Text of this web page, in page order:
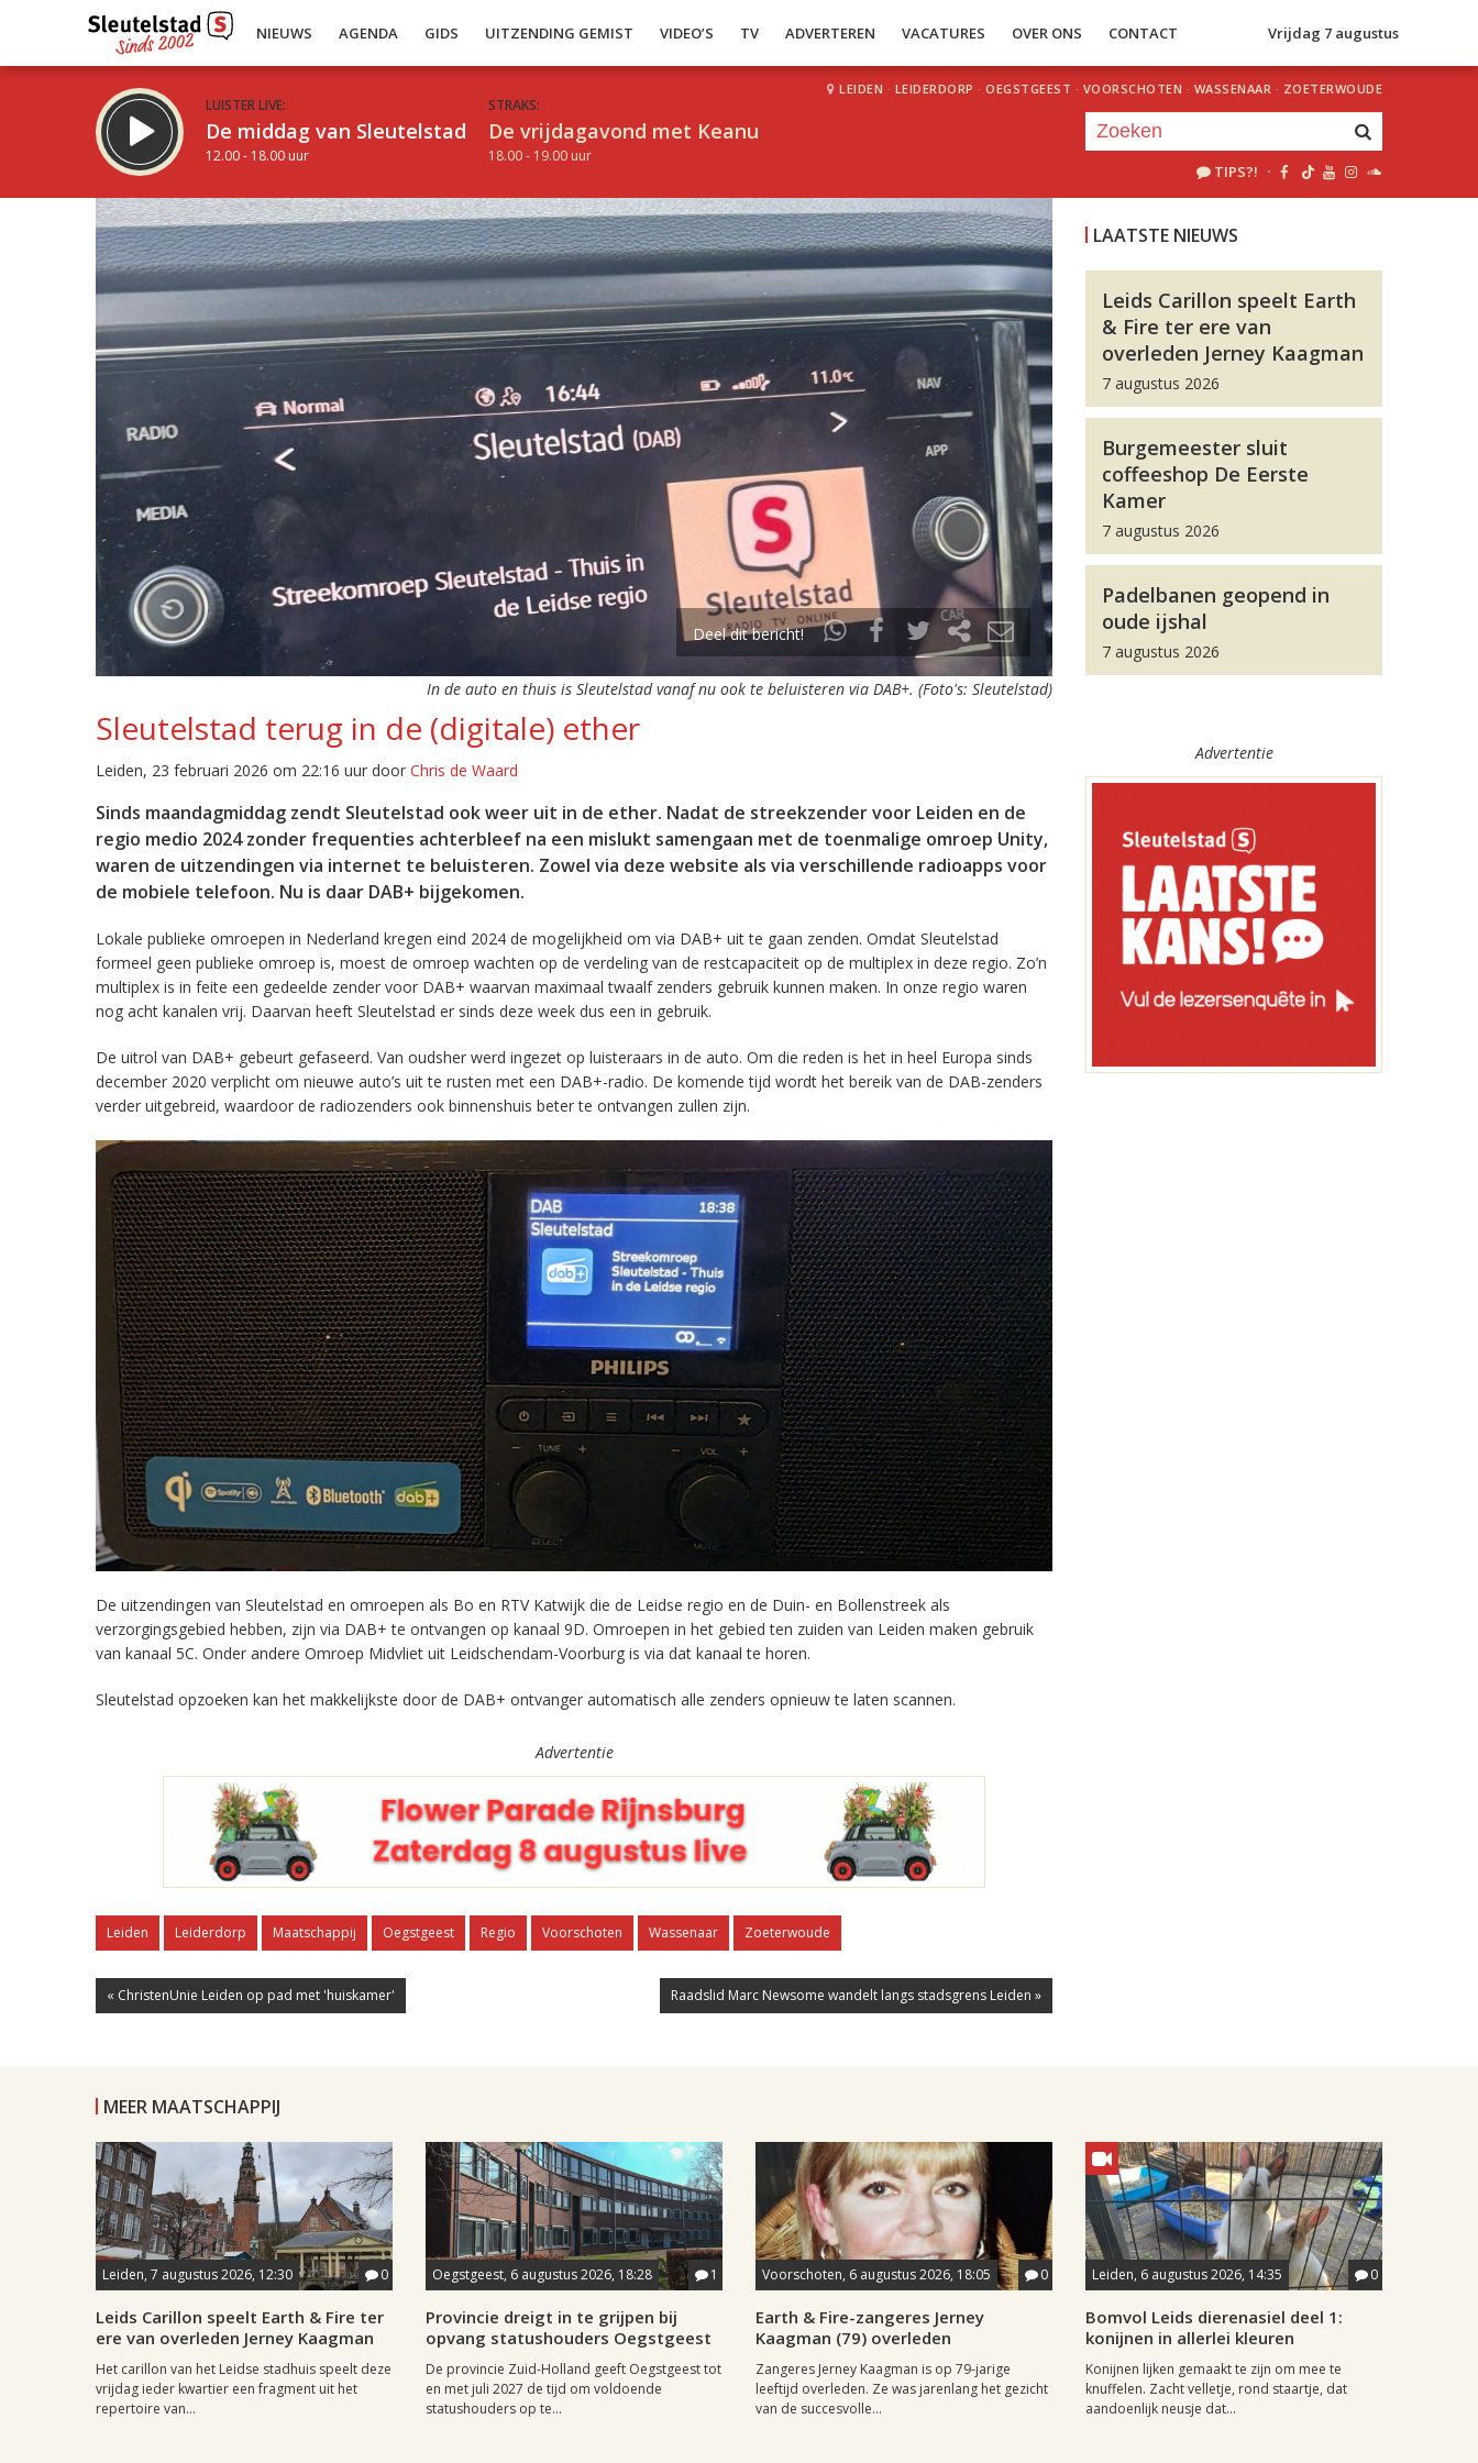
NIEUWS AGENDA GIDS UITZENDING GEMIST VIDEO’S TV ADVERTEREN VACATURES OVER ONS CONTACT Vrijdag 7 augustus
LUISTER LIVE:
De middag van Sleutelstad
12.00 - 18.00 uur
STRAKS:
De vrijdagavond met Keanu
18.00 - 19.00 uur
LEIDEN · LEIDERDORP · OEGSTGEEST · VOORSCHOTEN · WASSENAAR · ZOETERWOUDE
TIPS?! ·
Deel dit bericht!
In de auto en thuis is Sleutelstad vanaf nu ook te beluisteren via DAB+. (Foto's: Sleutelstad)
Sleutelstad terug in de (digitale) ether
Leiden, 23 februari 2026 om 22:16 uur door Chris de Waard
Sinds maandagmiddag zendt Sleutelstad ook weer uit in de ether. Nadat de streekzender voor Leiden en de
regio medio 2024 zonder frequenties achterbleef na een mislukt samengaan met de toenmalige omroep Unity,
waren de uitzendingen via internet te beluisteren. Zowel via deze website als via verschillende radioapps voor
de mobiele telefoon. Nu is daar DAB+ bijgekomen.
Lokale publieke omroepen in Nederland kregen eind 2024 de mogelijkheid om via DAB+ uit te gaan zenden. Omdat Sleutelstad
formeel geen publieke omroep is, moest de omroep wachten op de verdeling van de restcapaciteit op de multiplex in deze regio. Zo’n
multiplex is in feite een gedeelde zender voor DAB+ waarvan maximaal twaalf zenders gebruik kunnen maken. In onze regio waren
nog acht kanalen vrij. Daarvan heeft Sleutelstad er sinds deze week dus een in gebruik.
De uitrol van DAB+ gebeurt gefaseerd. Van oudsher werd ingezet op luisteraars in de auto. Om die reden is het in heel Europa sinds
december 2020 verplicht om nieuwe auto’s uit te rusten met een DAB+-radio. De komende tijd wordt het bereik van de DAB-zenders
verder uitgebreid, waardoor de radiozenders ook binnenshuis beter te ontvangen zullen zijn.
De uitzendingen van Sleutelstad en omroepen als Bo en RTV Katwijk die de Leidse regio en de Duin- en Bollenstreek als
verzorgingsgebied hebben, zijn via DAB+ te ontvangen op kanaal 9D. Omroepen in het gebied ten zuiden van Leiden maken gebruik
van kanaal 5C. Onder andere Omroep Midvliet uit Leidschendam-Voorburg is via dat kanaal te horen.
Sleutelstad opzoeken kan het makkelijkste door de DAB+ ontvanger automatisch alle zenders opnieuw te laten scannen.
Advertentie
Leiden Leiderdorp Maatschappij Oegstgeest Regio Voorschoten Wassenaar Zoeterwoude
« ChristenUnie Leiden op pad met 'huiskamer' Raadslid Marc Newsome wandelt langs stadsgrens Leiden »
LAATSTE NIEUWS
Leids Carillon speelt Earth
& Fire ter ere van
overleden Jerney Kaagman
7 augustus 2026
Burgemeester sluit
coffeeshop De Eerste
Kamer
7 augustus 2026
Padelbanen geopend in
oude ijshal
7 augustus 2026
Advertentie
MEER MAATSCHAPPIJ
Leiden, 7 augustus 2026, 12:30 0
Leids Carillon speelt Earth & Fire ter
ere van overleden Jerney Kaagman
Het carillon van het Leidse stadhuis speelt deze
vrijdag ieder kwartier een fragment uit het
repertoire van...
Oegstgeest, 6 augustus 2026, 18:28 1
Provincie dreigt in te grijpen bij
opvang statushouders Oegstgeest
De provincie Zuid-Holland geeft Oegstgeest tot
en met juli 2027 de tijd om voldoende
statushouders op te...
Voorschoten, 6 augustus 2026, 18:05 0
Earth & Fire-zangeres Jerney
Kaagman (79) overleden
Zangeres Jerney Kaagman is op 79-jarige
leeftijd overleden. Ze was jarenlang het gezicht
van de succesvolle...
Leiden, 6 augustus 2026, 14:35 0
Bomvol Leids dierenasiel deel 1:
konijnen in allerlei kleuren
Konijnen lijken gemaakt te zijn om mee te
knuffelen. Zacht velletje, rond staartje, dat
aandoenlijk neusje dat...